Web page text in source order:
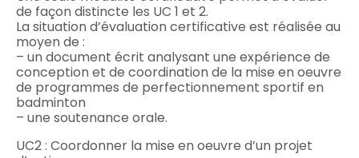
de façon distincte les UC 1 et 2.
La situation d’évaluation certificative est réalisée au
moyen de :
– un document écrit analysant une expérience de
conception et de coordination de la mise en oeuvre
de programmes de perfectionnement sportif en
badminton
– une soutenance orale.
UC2 : Coordonner la mise en oeuvre d’un projet